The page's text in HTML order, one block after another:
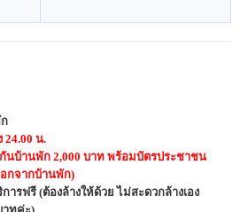
24.00 น.
นบ้านพัก 2,000 บาท พร้อมบัตรประชาชน
กจากบ้านพัก)
ารฟรี (ต้องล้างให้ด้วย ไม่สะดวกล้างเอง